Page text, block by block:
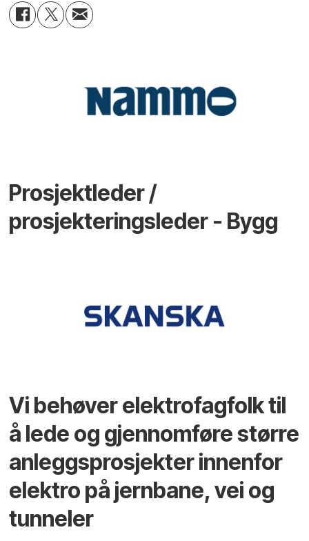
Prosjektleder /
prosjekteringsleder - Bygg
Vi behøver elektrofagfolk til
å lede og gjennomføre større
anleggsprosjekter innenfor
elektro på jernbane, vei og
tunneler